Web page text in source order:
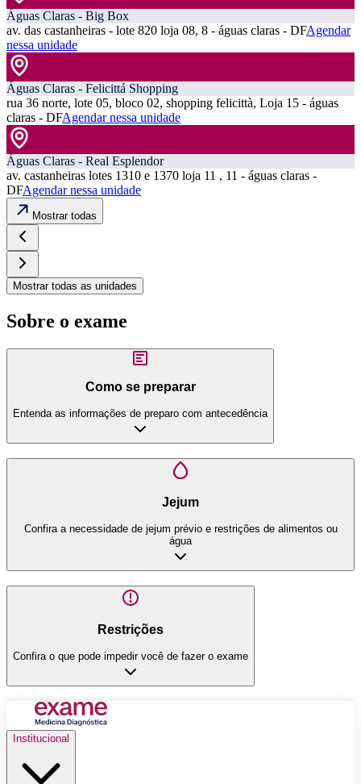
Águas Claras - Big Box
av. das castanheiras - lote 820 loja 08, 8 - águas claras - DFAgendar
nessa unidade
Águas Claras - Felicittá Shopping
rua 36 norte, lote 05, bloco 02, shopping felicittà, Loja 15 - águas
claras - DFAgendar nessa unidade
Águas Claras - Real Esplendor
av. castanheiras lotes 1310 e 1370 loja 11 , 11 - águas claras -
DFAgendar nessa unidade
Mostrar todas
Mostrar todas as unidades
Sobre o exame
Como se preparar
Entenda as informações de preparo com antecedência
Jejum
Confira a necessidade de jejum prévio e restrições de alimentos ou
água
Restrições
Confira o que pode impedir você de fazer o exame
Institucional